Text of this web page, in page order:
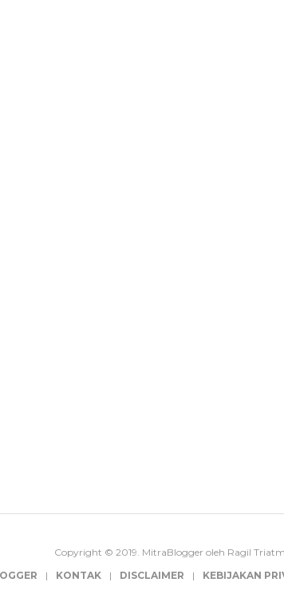
Copyright © 2019. MitraBlogger oleh Ragil
KONTAK DISCLAIMER KEBIJAKAN